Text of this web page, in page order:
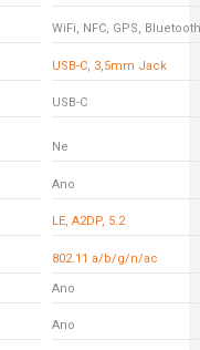
WiFi, NFC, GPS, Bluetooth
USB-C, 3,5mm Jack
USB-C
Ne
Ano
LE, A2DP, 5.2
802.11 a/b/g/n/ac
Ano
Ano